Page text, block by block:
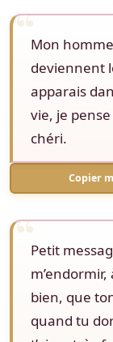
Mon
deviennent
apparais
vie, je
chéri.
Copier
Petit
bien, que
quand tu